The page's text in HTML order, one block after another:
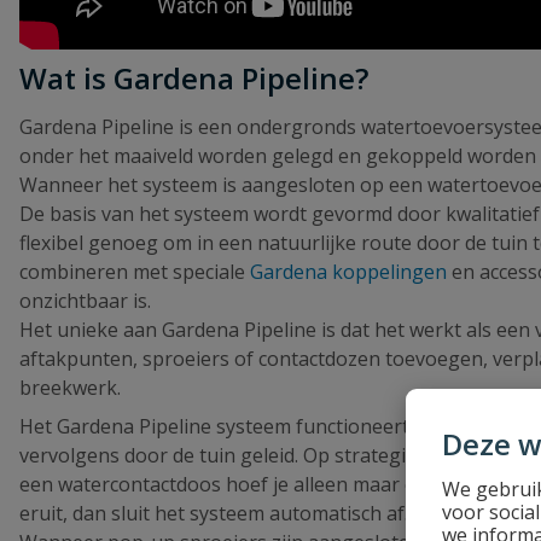
Deze
We
voor
we
Wat is Gardena Pipeline?
Gardena Pipeline is een ondergronds
onder het maaiveld worden gelegd en gekoppeld
Wanneer het systeem is aangesloten op een
De basis van het systeem wordt gevormd door
flexibel genoeg om in een natuurlijke route door de tuin
combineren met speciale Gardena koppelingen en
onzichtbaar is.
Het unieke aan Gardena Pipeline is dat het werkt als
aftakpunten, sproeiers of contactdozen toevoegen,
breekwerk.
Het Gardena Pipeline systeem functioneert als een
vervolgens door de tuin geleid. Op strategische
een watercontactdoos hoef je alleen maar eentuinslang
eruit, dan sluit het systeem automatisch af. Daardoor